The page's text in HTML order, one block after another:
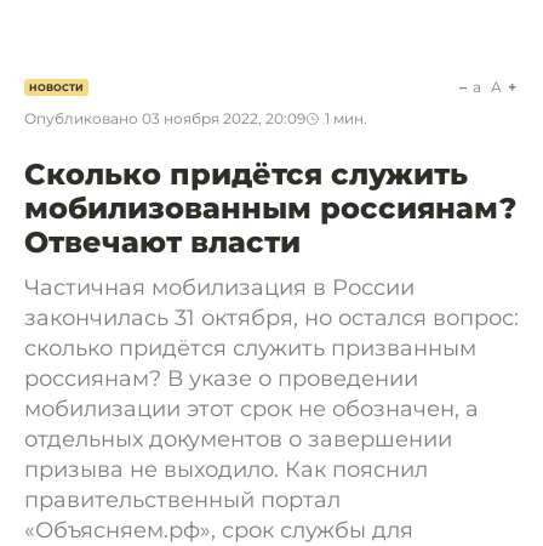
НОВОСТИ
Опубликовано 03 ноября 2022, 20:09 1 мин.
a A
Сколько придётся служить
мобилизованным россиянам?
Отвечают власти
Частичная мобилизация в России
закончилась 31 октября, но остался вопрос:
сколько придётся служить призванным
россиянам? В указе о проведении
мобилизации этот срок не обозначен, а
отдельных документов о завершении
призыва не выходило. Как пояснил
правительственный портал
«Объясняем.рф», срок службы для